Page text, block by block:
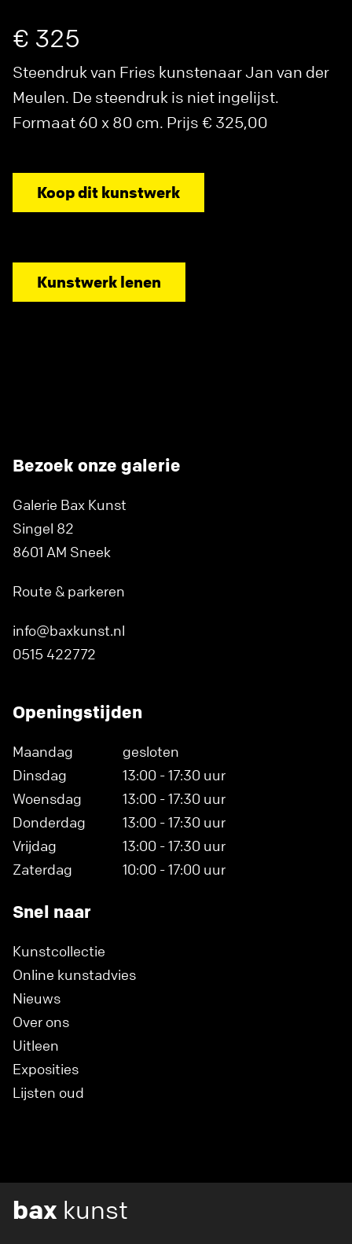
€ 325
Steendruk van Fries kunstenaar Jan van der
Meulen. De steendruk is niet ingelijst.
Formaat 60 x 80 cm. Prijs € 325,00
Koop dit kunstwerk
Kunstwerk lenen
Bezoek onze galerie
Galerie Bax Kunst
Singel 82
8601 AM Sneek
Route & parkeren
info@baxkunst.nl
0515 422772
Openingstijden
Maandag
gesloten
Dinsdag
13:00 - 17:30 uur
Woensdag
13:00 - 17:30 uur
Donderdag
13:00 - 17:30 uur
Vrijdag
13:00 - 17:30 uur
Zaterdag
10:00 - 17:00 uur
Snel naar
Kunstcollectie
Online kunstadvies
Nieuws
Over ons
Uitleen
Exposities
Lijsten oud
bax kunst